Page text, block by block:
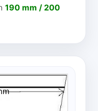
190 mm / 200